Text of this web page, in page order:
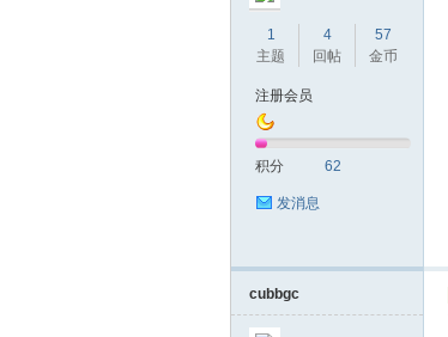
1
主题
4
回帖
57
金币
注册会员
积分 62
发消息
cubbgc